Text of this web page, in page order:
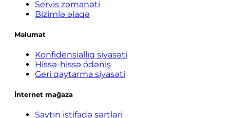
Servis zəmanəti
Bizimlə əlaqə
Məlumat
Konfidensiallıq siyasəti
Hissə-hissə ödəniş
Geri qaytarma siyasəti
İnternet mağaza
Saytın istifadə şərtləri